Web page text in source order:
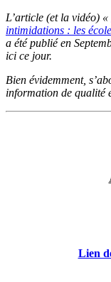
L’article (et la vidéo) «
intimidations : les
a été publié en
ici ce jour.
Bien évidemment,
information de qualité
Lien